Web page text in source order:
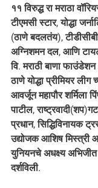
११ विरुद्ध रा मराठा
टीएमसी स्टार, योद्धा
(ठाणे बदलतंय),
अग्निशमन दल, आणि
वि. मराठी बाणा
ठाणे योद्धा प्रीमियर
आवर्जून महापौर शर्मिला
पाटील,
प्रधान, सिद्धिविनायक
उद्योजक आशिष मिस्त्री
युनियनचे अधक्ष्य
दर्शविली.